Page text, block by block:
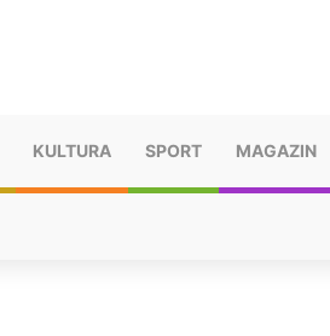
KULTURA SPORT MAGAZIN